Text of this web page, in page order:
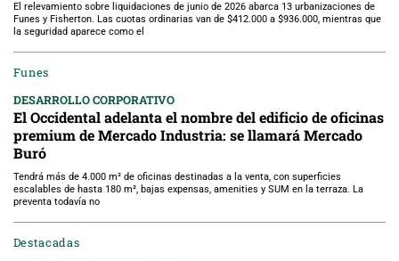
El relevamiento sobre liquidaciones de junio de 2026 abarca 13 urbanizaciones de
Funes y Fisherton. Las cuotas ordinarias van de $412.000 a $936.000, mientras que
la seguridad aparece como el
Funes
DESARROLLO CORPORATIVO
El Occidental adelanta el nombre del edificio de oficinas
premium de Mercado Industria: se llamará Mercado
Buró
Tendrá más de 4.000 m² de oficinas destinadas a la venta, con superficies
escalables de hasta 180 m², bajas expensas, amenities y SUM en la terraza. La
preventa todavía no
Destacadas